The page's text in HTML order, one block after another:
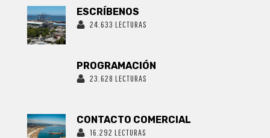
ESCRÍBENOS
24.633 LECTURAS
PROGRAMACIÓN
23.628 LECTURAS
CONTACTO COMERCIAL
16.292 LECTURAS